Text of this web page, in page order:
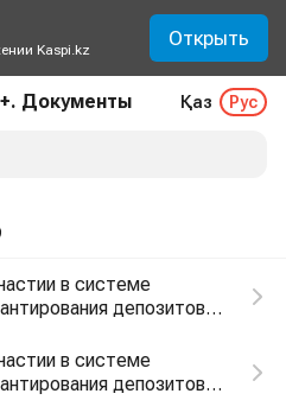
Kaspi.kz Открыть
Документы Қаз Рус
в системе
депозитов
депозитов" для
в системе
депозитов